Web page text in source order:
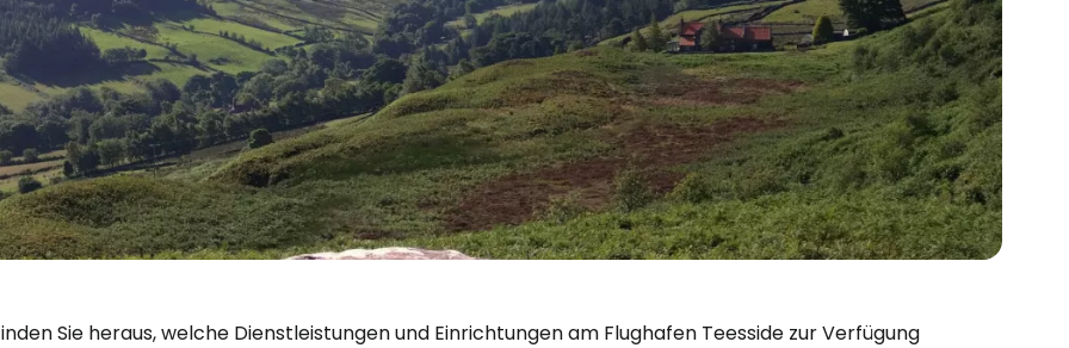
Sie heraus, welche Dienstleistungen und Einrichtungen am Flughafen Teesside zur Verfügung